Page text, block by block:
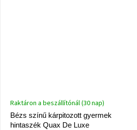
Bézs színű kárpitozott gyermek
hintaszék Quax De Luxe
Raktáron a beszállítónál (30 nap)